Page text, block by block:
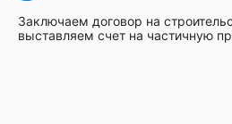
Заключаем договор на
выставляем счет на частичную